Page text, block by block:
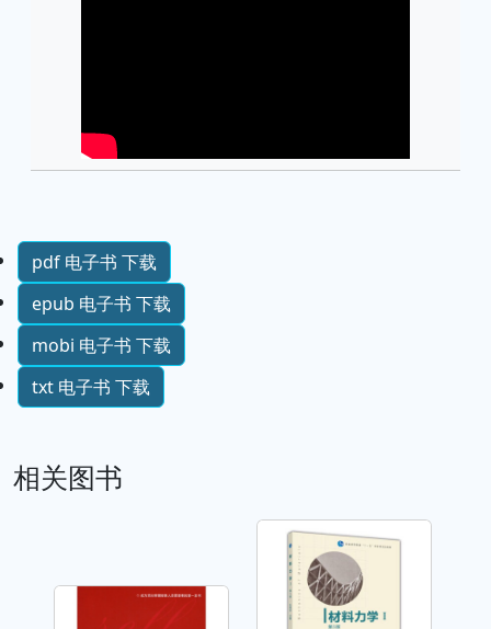
pdf 电子书 下载
epub 电子书 下载
mobi 电子书 下载
txt 电子书 下载
相关图书